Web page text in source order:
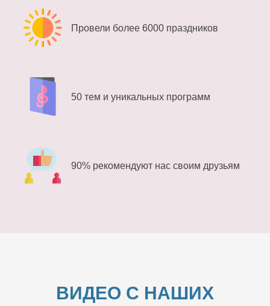
Провели более 6000 праздников
50 тем и уникальных программ
90% рекомендуют нас своим друзьям
ВИДЕО С НАШИХ